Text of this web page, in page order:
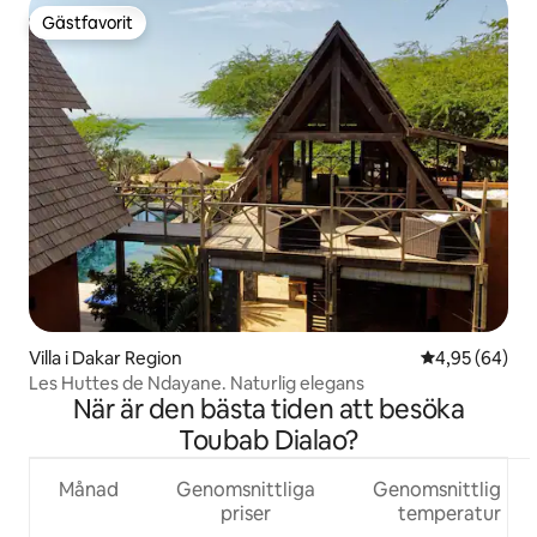
Gästfavorit
Gästfavorit
Villa i Dakar Region 4,95 av 5 i
4,95 (64)
Les Huttes de Ndayane. Naturlig elegans
När är den bästa tiden att besöka
Toubab Dialao?
Månad
Genomsnittliga
priser
Genomsnittlig
temperatur